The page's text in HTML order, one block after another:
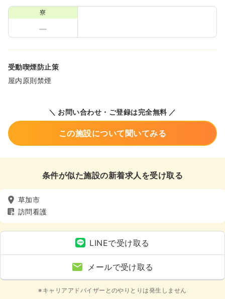
寮
受動喫煙防止策
屋内原則禁煙
＼ お問い合わせ・ご登録は完全無料 ／
この施設について聞いてみる
条件が似た施設の新着求人を受け取る
草加市
訪問看護
LINEで受け取る
メールで受け取る
※キャリアアドバイザーとのやりとりは発生しません